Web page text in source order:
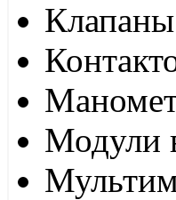
Модули